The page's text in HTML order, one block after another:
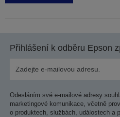
Přihlášení k odběru Epson
Odesláním své e-mailové adresy
marketingové komunikace, včetně
o produktech, službách, událostech a